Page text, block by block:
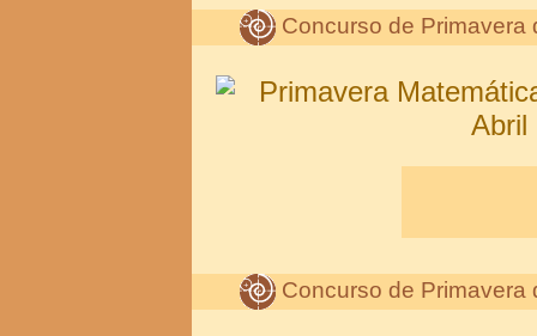
Concurso de Primavera
Concurso de Primavera